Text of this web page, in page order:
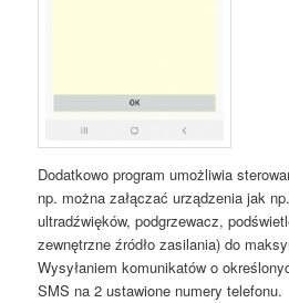
Dodatkowo program umożliwia
np. można załączać urządzenia jak
ultradźwięków, podgrzewacz,
zewnętrzne źródło zasilania) do
Wysyłaniem komunikatów o
SMS na 2 ustawione numery telefonu.